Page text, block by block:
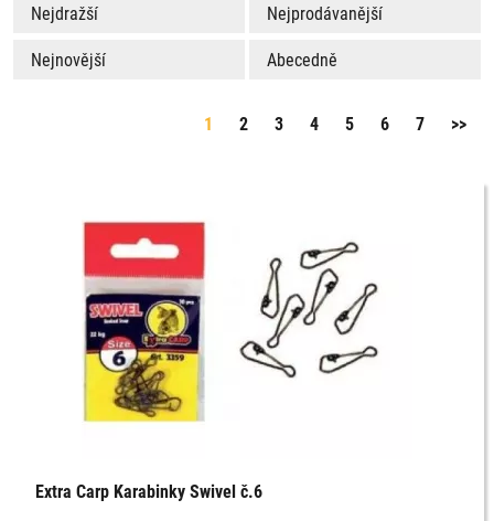
Nejdražší
Nejprodávanější
Nejnovější
Abecedně
1 2 3 4 5 6 7 >>
Extra Carp Karabinky Swivel č.6